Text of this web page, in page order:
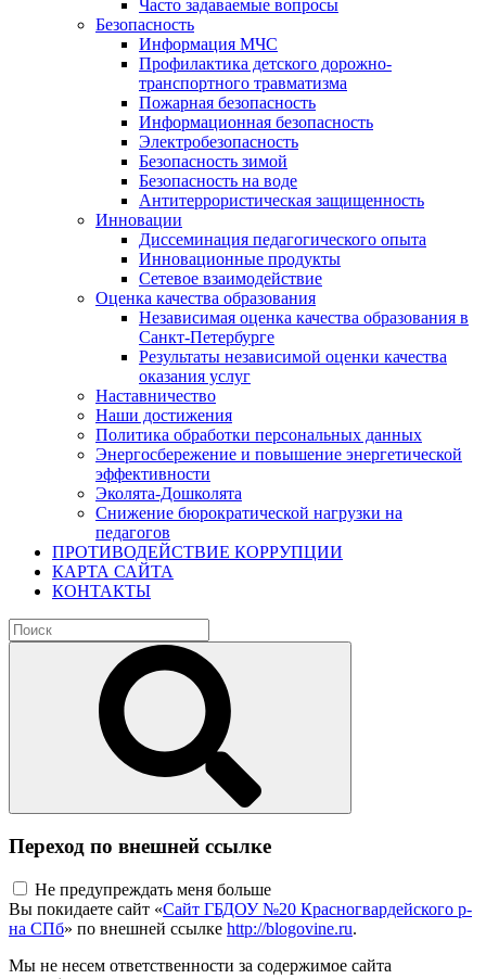
Часто задаваемые вопросы
Безопасность
Информация МЧС
Профилактика детского дорожно-
транспортного травматизма
Пожарная безопасность
Информационная безопасность
Электробезопасность
Безопасность зимой
Безопасность на воде
Антитеррористическая защищенность
Инновации
Диссеминация педагогического опыта
Инновационные продукты
Сетевое взаимодействие
Оценка качества образования
Независимая оценка качества образования в
Санкт-Петербурге
Результаты независимой оценки качества
оказания услуг
Наставничество
Наши достижения
Политика обработки персональных данных
Энергосбережение и повышение энергетической
эффективности
Эколята-Дошколята
Снижение бюрократической нагрузки на
педагогов
ПРОТИВОДЕЙСТВИЕ КОРРУПЦИИ
КАРТА САЙТА
КОНТАКТЫ
Переход по внешней ссылке
Не предупреждать меня больше
Вы покидаете сайт «Сайт ГБДОУ №20 Красногвардейского р-
на СПб» по внешней ссылке http://blogovine.ru.
Мы не несем ответственности за содержимое сайта